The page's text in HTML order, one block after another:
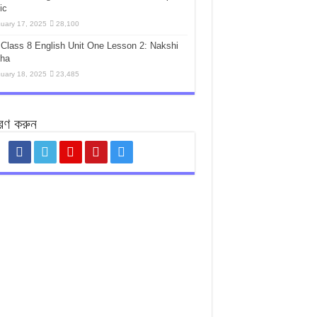
17, 2025 28,100
Class 8 English Unit One Lesson 2: Nakshi
18, 2025 23,485
করুন